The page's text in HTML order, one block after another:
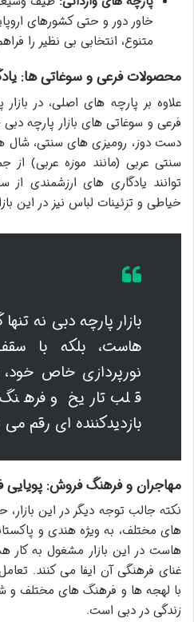
خاور دور و حتی کشورهای
متنوع، انتخابی بی نظیر را
محصولات فرعی و سوغاتی ها:
علاوه بر پارچه های اصلی، در
فرعی و سوغاتی های بازار پارچه دبی
دست دوز، رومیزی های سنتی،
سنتی عربی (مانند موزه عربی)
توانند یادگاری های ارزشمندی از
خیاطی و تزئینات لباس نیز در این
بازار پارچه دبی نه
هاست، بلکه با
نورپردازی خاص
قلب تاریخ و
بازدیدکننده ای رقم می
مهاجران و فرهنگ فروش: پویایی
نکته جالب توجه دیگر در این
های مختلف، به ویژه هندی و
هاست در این بازار مشغول به کار
غنای فرهنگی آن ایفا می کنند.
با لهجه ها و فرهنگ های مختلف و
زندگی در دبی است.